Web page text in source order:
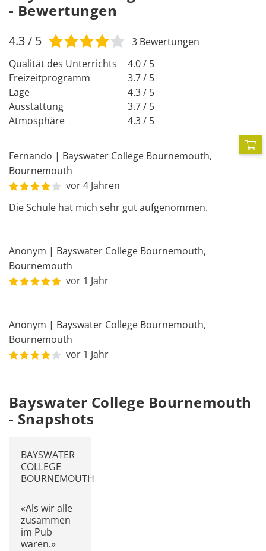
- Bewertungen
4.3/ 5 3 Bewertungen
Qualität des Unterrichts
4.0 / 5
Freizeitprogramm
3.7 / 5
Lage
4.3 / 5
Ausstattung
3.7 / 5
Atmosphäre
4.3 / 5
Fernando | Bayswater College Bournemouth,
Bournemouth
vor 4 Jahren
Die Schule hat mich sehr gut aufgenommen.
Anonym | Bayswater College Bournemouth,
Bournemouth
vor 1 Jahr
Anonym | Bayswater College Bournemouth,
Bournemouth
vor 1 Jahr
Bayswater College Bournemouth
- Snapshots
BAYSWATER
COLLEGE
BOURNEMOUTH
«Als wir alle
zusammen
im Pub
waren.»